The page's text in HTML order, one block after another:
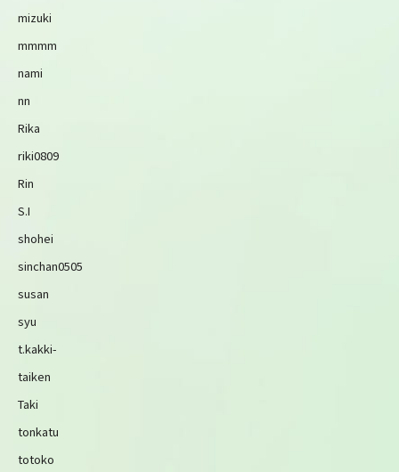
mizuki
mmmm
nami
nn
Rika
riki0809
Rin
S.I
shohei
sinchan0505
susan
syu
t.kakki-
taiken
Taki
tonkatu
totoko